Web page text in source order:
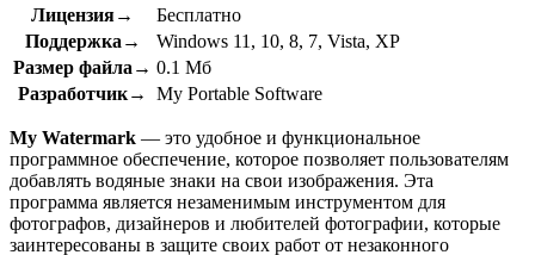
Лицензия→
Бесплатно
Поддержка→
Windows 11, 10, 8, 7, Vista, XP
Размер файла→ 0.1 Мб
Разработчик→
My Portable Software
My Watermark — это удобное и функциональное
программное обеспечение, которое позволяет пользователям
добавлять водяные знаки на свои изображения. Эта
программа является незаменимым инструментом для
фотографов, дизайнеров и любителей фотографии, которые
заинтересованы в защите своих работ от незаконного